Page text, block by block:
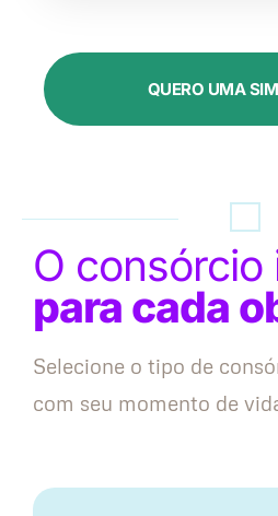
QUERO UMA
O consórcio
para cada
Selecione o tipo de
com seu momento de